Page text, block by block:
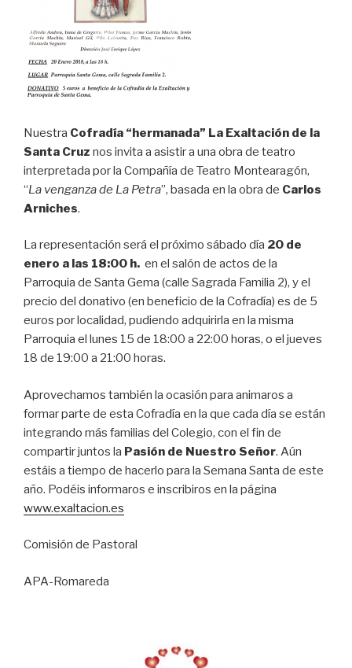
Nuestra Cofradía “hermanada” La Exaltación de la
Santa Cruz nos invita a asistir a una obra de teatro
interpretada por la Compañía de Teatro Montearagón,
“La venganza de La Petra”, basada en la obra de Carlos
Arniches.
La representación será el próximo sábado día 20 de
enero a las 18:00 h. en el salón de actos de la
Parroquia de Santa Gema (calle Sagrada Familia 2), y el
precio del donativo (en beneficio de la Cofradía) es de 5
euros por localidad, pudiendo adquirirla en la misma
Parroquia el lunes 15 de 18:00 a 22:00 horas, o el jueves
18 de 19:00 a 21:00 horas.
Aprovechamos también la ocasión para animaros a
formar parte de esta Cofradía en la que cada día se están
integrando más familias del Colegio, con el fin de
compartir juntos la Pasión de Nuestro Señor. Aún
estáis a tiempo de hacerlo para la Semana Santa de este
año. Podéis informaros e inscribiros en la página
www.exaltacion.es
Comisión de Pastoral
APA-Romareda